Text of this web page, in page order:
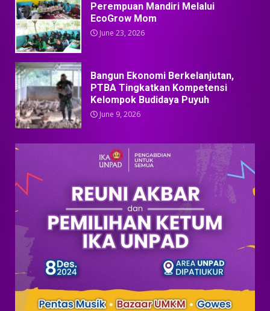
Perempuan Mandiri Melalui
EcoGrow Mom
June 23, 2026
Bangun Ekonomi Berkelanjutan,
PTBA Tingkatkan Kompetensi
Kelompok Budidaya Puyuh
June 9, 2026